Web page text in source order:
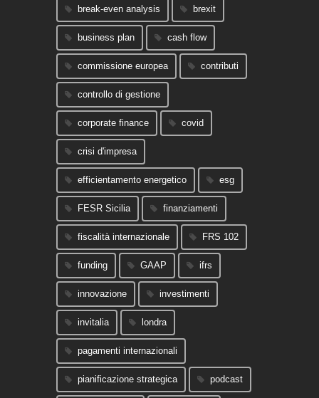
break-even analysis brexit
business plan cash flow
commissione europea contributi
controllo di gestione
corporate finance covid
crisi d'impresa
efficientamento energetico esg
FESR Sicilia finanziamenti
fiscalità internazionale FRS 102
funding GAAP ifrs
innovazione investimenti
invitalia londra
pagamenti internazionali
pianificazione strategica podcast